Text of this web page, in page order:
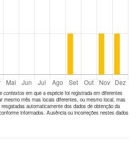
contextos em que a espécie foi registrada em diferentes
mesmo mês mas locais diferentes, ou mesmo local, mas
automaticamente dos dados de obtenção da
informados. Ausência ou incorreções nestes dados